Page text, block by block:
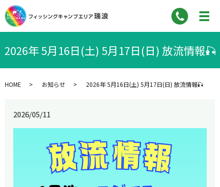
2026年 5月16日(土) 5月17日(日) 放流情報🎣
HOME お知らせ 2026年 5月16日(土) 5月17日(日) 放流情報🎣
2026/05/11